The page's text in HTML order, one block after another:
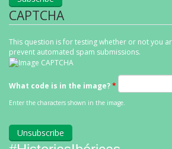
CAPTCHA
This question is for testing whether or not you
prevent automated spam submissions.
What code is in the image?*
Enter the characters shown in the image.